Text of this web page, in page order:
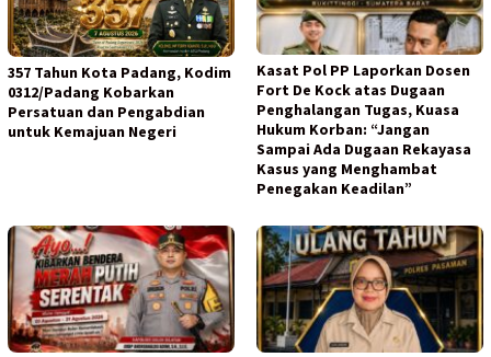
357 Tahun Kota Padang, Kodim
0312/Padang Kobarkan
Persatuan dan Pengabdian
untuk Kemajuan Negeri
Kasat Pol PP Laporkan Dosen
Fort De Kock atas Dugaan
Penghalangan Tugas, Kuasa
Hukum Korban: “Jangan
Sampai Ada Dugaan Rekayasa
Kasus yang Menghambat
Penegakan Keadilan”